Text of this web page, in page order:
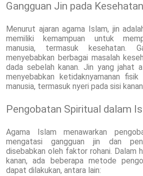
Gangguan Jin pada Kesehatan
Menurut ajaran agama Islam, jin
memiliki kemampuan untuk
manusia, termasuk kesehatan.
menyebabkan berbagai masalah
dada sebelah kanan. Jin yang jahat
menyebabkan ketidaknyamanan
manusia, termasuk nyeri pada sisi
Pengobatan Spiritual dalam
Agama Islam menawarkan
mengatasi gangguan jin dan
disebabkan oleh faktor rohani. Dalam
kanan, ada beberapa metode
dapat dilakukan, antara lain: